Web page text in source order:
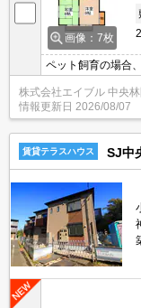
画像：7枚
ペット飼育の場合
な都市ガス使用。
料家賃の55%。現
0!。
株式会社エイブル 中央
情報更新日 2026/08/07
賃貸テラスハウス SJ中